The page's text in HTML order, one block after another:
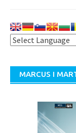
MARCUS I